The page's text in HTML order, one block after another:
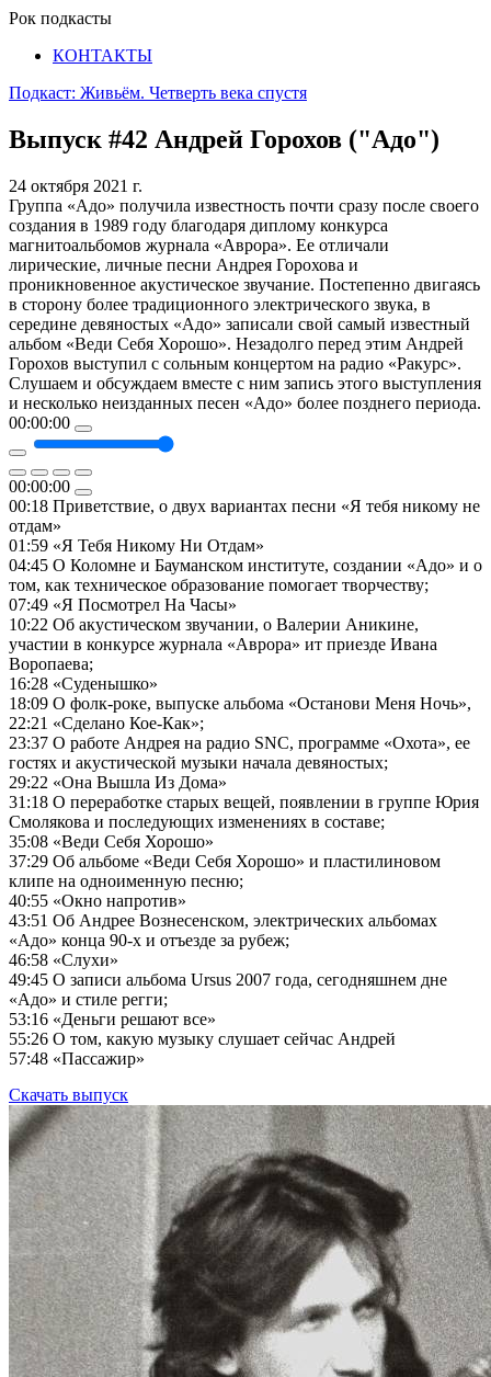
Рок подкасты
КОНТАКТЫ
Подкаст: Живьём. Четверть века спустя
Выпуск #42 Андрей Горохов ("Адо")
24 октября 2021 г.
Группа «Адо» получила известность почти сразу после своего
создания в 1989 году благодаря диплому конкурса
магнитоальбомов журнала «Аврора». Ее отличали
лирические, личные песни Андрея Горохова и
проникновенное акустическое звучание. Постепенно двигаясь
в сторону более традиционного электрического звука, в
середине девяностых «Адо» записали свой самый известный
альбом «Веди Себя Хорошо». Незадолго перед этим Андрей
Горохов выступил с сольным концертом на радио «Ракурс».
Слушаем и обсуждаем вместе с ним запись этого выступления
и несколько неизданных песен «Адо» более позднего периода.
00:00:00
00:00:00
00:18 Приветствие, о двух вариантах песни «Я тебя никому не
отдам»
01:59 «Я Тебя Никому Ни Отдам»
04:45 О Коломне и Бауманском институте, создании «Адо» и о
том, как техническое образование помогает творчеству;
07:49 «Я Посмотрел На Часы»
10:22 Об акустическом звучании, о Валерии Аникине,
участии в конкурсе журнала «Аврора» ит приезде Ивана
Воропаева;
16:28 «Суденышко»
18:09 О фолк-роке, выпуске альбома «Останови Меня Ночь»,
22:21 «Сделано Кое-Как»;
23:37 О работе Андрея на радио SNC, программе «Охота», ее
гостях и акустической музыки начала девяностых;
29:22 «Она Вышла Из Дома»
31:18 О переработке старых вещей, появлении в группе Юрия
Смолякова и последующих изменениях в составе;
35:08 «Веди Себя Хорошо»
37:29 Об альбоме «Веди Себя Хорошо» и пластилиновом
клипе на одноименную песню;
40:55 «Окно напротив»
43:51 Об Андрее Вознесенском, электрических альбомах
«Адо» конца 90-х и отъезде за рубеж;
46:58 «Слухи»
49:45 О записи альбома Ursus 2007 года, сегодняшнем дне
«Адо» и стиле регги;
53:16 «Деньги решают все»
55:26 О том, какую музыку слушает сейчас Андрей
57:48 «Пассажир»
Скачать выпуск